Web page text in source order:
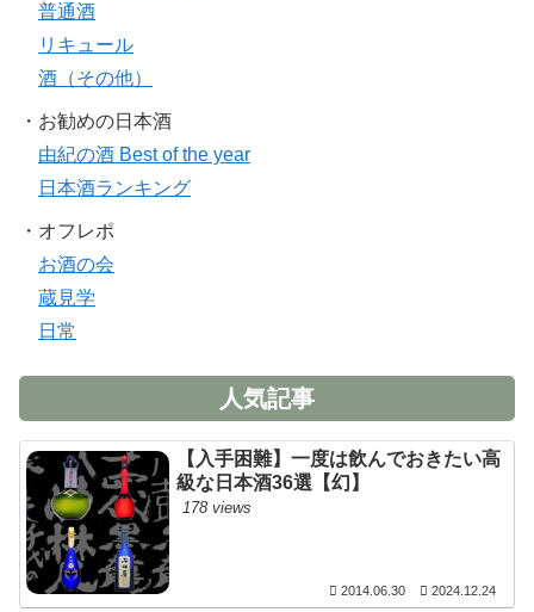
普通酒
リキュール
酒（その他）
・お勧めの日本酒
由紀の酒 Best of the year
日本酒ランキング
・オフレポ
お酒の会
蔵見学
日常
人気記事
【入手困難】一度は飲んでおきたい高
級な日本酒36選【幻】
178 views
2014.06.30 2024.12.24